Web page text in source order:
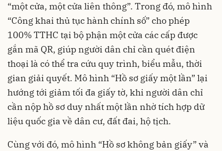
“một cửa, một cửa liên thông”. Trong đó, mô hình
“Công khai thủ tục hành chính số” cho phép
100% TTHC tại bộ phận một cửa các cấp được
gắn mã QR, giúp người dân chỉ cần quét điện
thoại là có thể tra cứu quy trình, biểu mẫu, thời
gian giải quyết. Mô hình “Hồ sơ giấy một lần” lại
hướng tới giảm tối đa giấy tờ, khi người dân chỉ
cần nộp hồ sơ duy nhất một lần nhờ tích hợp dữ
liệu quốc gia về dân cư, đất đai, hộ tịch.
Cùng với đó, mô hình “Hồ sơ không bản giấy” và